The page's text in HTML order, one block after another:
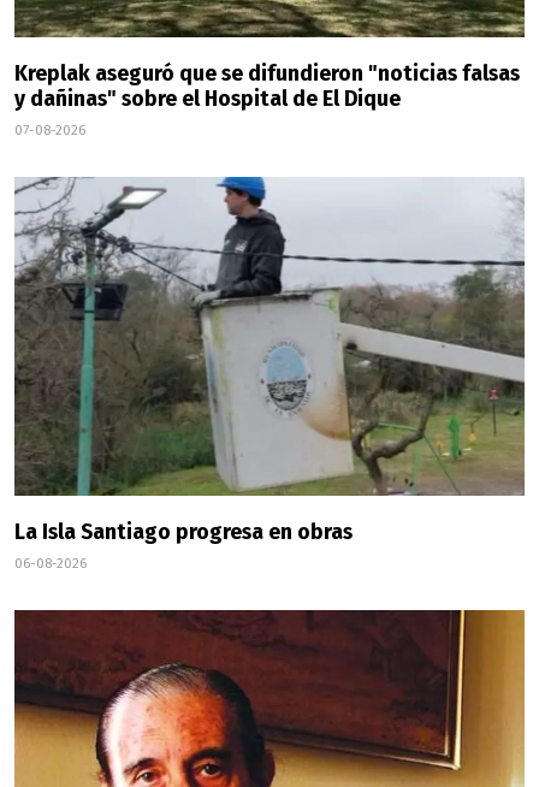
Kreplak aseguró que se difundieron "noticias falsas
y dañinas" sobre el Hospital de El Dique
07-08-2026
La Isla Santiago progresa en obras
06-08-2026